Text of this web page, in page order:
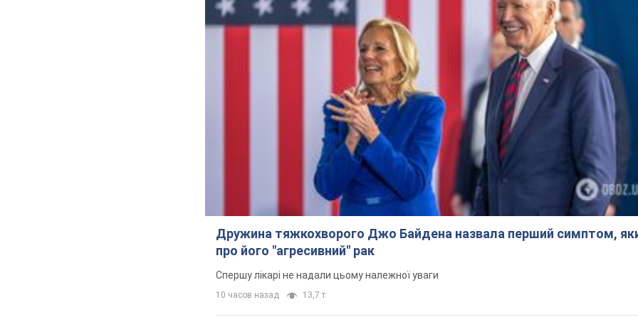
Дружина тяжкохворого Джо Байдена назвала перший симптом,
про його "агресивний" рак
Спершу лікарі не надали цьому належної уваги
10 часов назад 13,7 т.